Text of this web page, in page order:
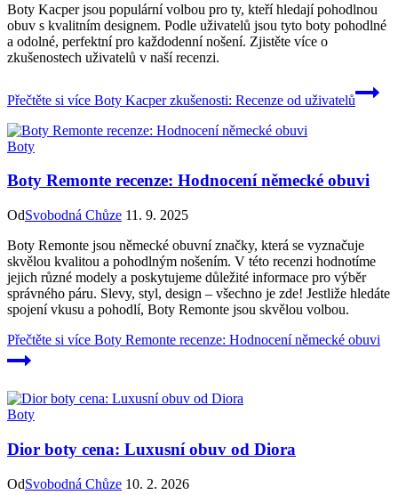
Boty Kacper jsou populární volbou pro ty, kteří hledají pohodlnou
obuv s kvalitním designem. Podle uživatelů jsou tyto boty pohodlné
a odolné, perfektní pro každodenní nošení. Zjistěte více o
zkušenostech uživatelů v naší recenzi.
Přečtěte si více Boty Kacper zkušenosti: Recenze od uživatelů
Boty
Boty Remonte recenze: Hodnocení německé obuvi
OdSvobodná Chůze 11. 9. 2025
Boty Remonte jsou německé obuvní značky, která se vyznačuje
skvělou kvalitou a pohodlným nošením. V této recenzi hodnotíme
jejich různé modely a poskytujeme důležité informace pro výběr
správného páru. Slevy, styl, design – všechno je zde! Jestliže hledáte
spojení vkusu a pohodlí, Boty Remonte jsou skvělou volbou.
Přečtěte si více Boty Remonte recenze: Hodnocení německé obuvi
Boty
Dior boty cena: Luxusní obuv od Diora
OdSvobodná Chůze 10. 2. 2026